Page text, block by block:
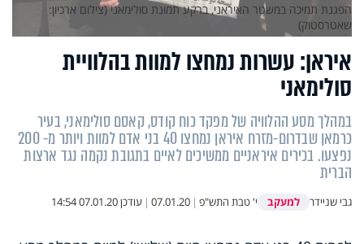
איראן: עשרות נמחצו למוות בהלוויית
סולימאני
במהלך מסע ההלוויה של מפקד כוח קודס, קאסם סולימאני, בעיר
כרמאן שבדרום-מזרח איראן נמחצו 40 בני אדם למוות ויותר מ- 200
נפצעו. בכירים איראניים ממשיכים לאיים בתגובת נקמה נגד ארצות
הברית
גבי שניידר למעקב י' טבת התש"פ |
07.01.20
| עודכן07.01.20 14:54
הפגנת תמיכה במשטר האיראני, ברקע תמונת סולימאני (צילום ארכיון:
שאטרסטוק)